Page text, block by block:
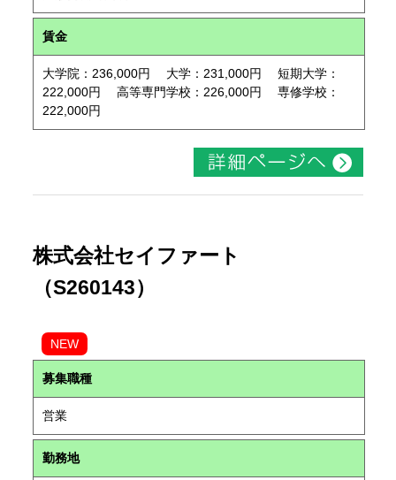
賃金
大学院：236,000円 大学：231,000円 短期大学：
222,000円 高等専門学校：226,000円 専修学校：
222,000円
株式会社セイファート
（S260143）
NEW
募集職種
営業
勤務地